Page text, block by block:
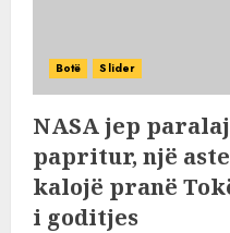
Botë Slider
NASA jep
papritur, një
kalojë pranë
i goditjes